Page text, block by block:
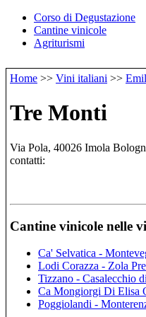
Corso di Degustazione
Cantine vinicole
Agriturismi
Home >> Vini italiani >>
Tre Monti
Via Pola, 40026 Imola
contatti:
Cantine vinicole nelle
Ca' Selvatica -
Lodi Corazza - Zola
Tizzano - Casalecchio
Ca Mongiorgi Di Elisa
Poggiolandi -